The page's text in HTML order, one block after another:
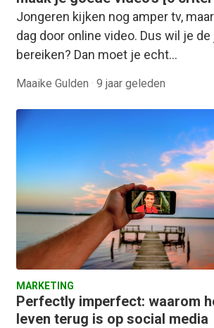
Jongeren kijken nog amper tv,
dag door online video. Dus wil je
bereiken? Dan moet je echt…
Maaike Gulden · 9 jaar geleden
MARKETING
Perfectly imperfect: waarom
leven terug is op social media